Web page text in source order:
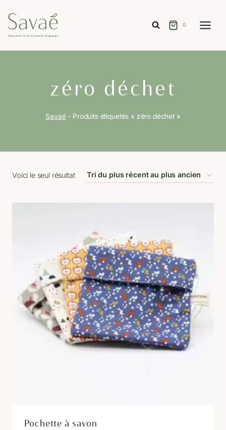
au
contenu
0
zéro déchet
Savaé - Produits étiquetés « zéro déchet »
Voici le seul résultat
Pochette à savon